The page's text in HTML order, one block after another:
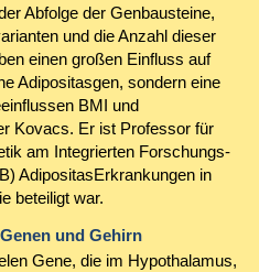
Abfolge der Genbausteine,
und die Anzahl dieser
einen großen Einfluss auf
Adipositasgen, sondern eine
BMI und
Kovacs. Er ist Professor für
am Integrierten Forschungs-
AdipositasErkrankungen in
beteiligt war.
und Gehirn
Gene, die im Hypothalamus,